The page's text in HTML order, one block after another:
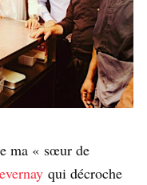
ma « sœur de
qui décroche